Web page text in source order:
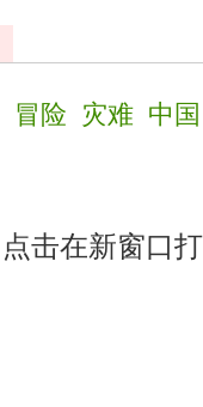
冒险 灾难 中国